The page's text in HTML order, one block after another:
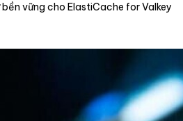
vững cho ElastiCache for Valkey